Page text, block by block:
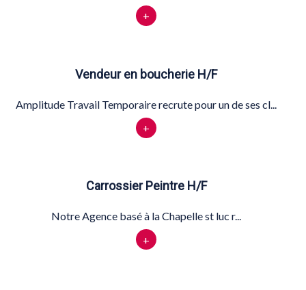
+
Vendeur en boucherie H/F
Amplitude Travail Temporaire recrute pour un de ses cl...
+
Carrossier Peintre H/F
Notre Agence basé à la Chapelle st luc r...
+